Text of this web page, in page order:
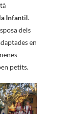
Infantil.
dels
en
petits.